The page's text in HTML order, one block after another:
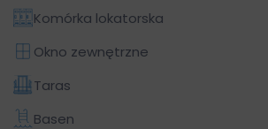
Komórka lokatorska
Okno zewnętrzne
Taras
Basen